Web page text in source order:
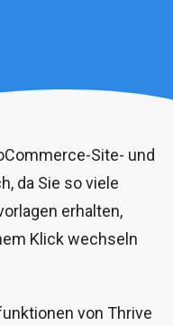
Site- und
da Sie so viele
erhalten,
Klick wechseln
von Thrive